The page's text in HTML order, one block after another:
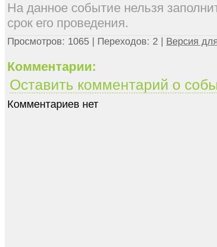
На данное событие нельзя
срок его проведения.
Просмотров: 1065 | Переходов: 2 | Версия
Комментарии:
Оставить комментарий о
Комментариев нет